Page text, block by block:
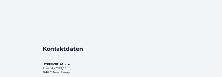
Kontaktdaten
HYKEMONT Ltd. s ro
Považská 5133/18
940 01 Nove Zamky